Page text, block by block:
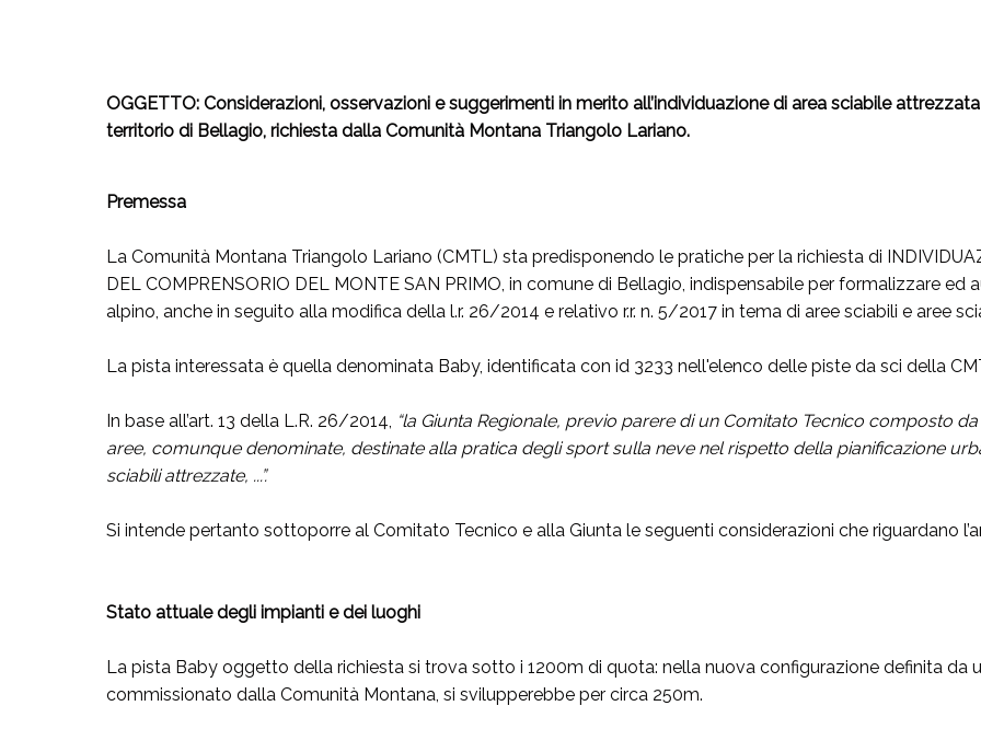
OGGETTO: Considerazioni, osservazioni e suggerimenti in merito all’individuazione di area sciabile
territorio di Bellagio, richiesta dalla Comunità Montana Triangolo Lariano.
Premessa
La Comunità Montana Triangolo Lariano (CMTL) sta predisponendo le pratiche per la richiesta di
DEL COMPRENSORIO DEL MONTE SAN PRIMO, in comune di Bellagio, indispensabile per formalizzare ed
alpino, anche in seguito alla modifica della l.r. 26/2014 e relativo r.r. n. 5/2017 in tema di aree sciabili e aree
La pista interessata è quella denominata Baby, identificata con id 3233 nell'elenco delle piste da sci della
In base all’art. 13 della L.R. 26/2014, “la Giunta Regionale, previo parere di un Comitato Tecnico composto
aree, comunque denominate, destinate alla pratica degli sport sulla neve nel rispetto della pianificazione
sciabili attrezzate, ...”.
Si intende pertanto sottoporre al Comitato Tecnico e alla Giunta le seguenti considerazioni che riguardano
Stato attuale degli impianti e dei luoghi
La pista Baby oggetto della richiesta si trova sotto i 1200m di quota: nella nuova configurazione definita da
commissionato dalla Comunità Montana, si svilupperebbe per circa 250m.